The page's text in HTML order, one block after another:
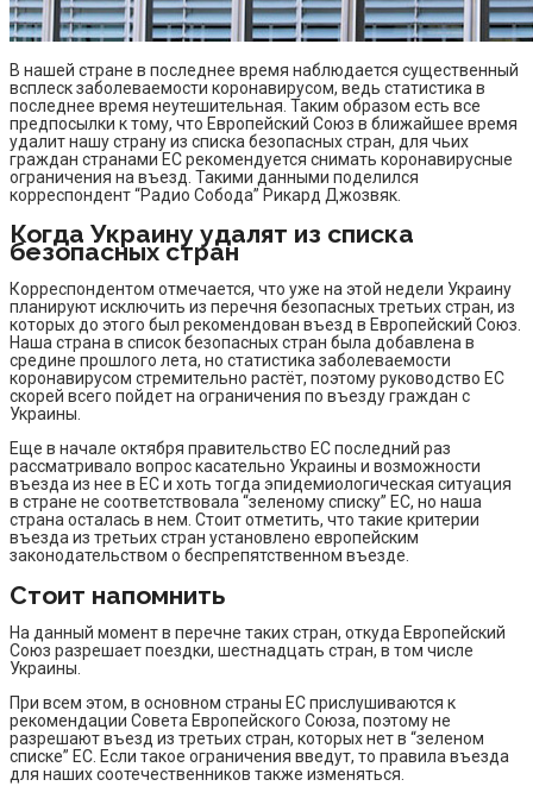
В нашей стране в последнее время наблюдается существенный
всплеск заболеваемости коронавирусом, ведь статистика в
последнее время неутешительная. Таким образом есть все
предпосылки к тому, что Европейский Союз в ближайшее время
удалит нашу страну из списка безопасных стран, для чьих
граждан странами ЕС рекомендуется снимать коронавирусные
ограничения на въезд. Такими данными поделился
корреспондент “Радио Собода” Рикард Джозвяк.
Когда Украину удалят из списка
безопасных стран
Корреспондентом отмечается, что уже на этой недели Украину
планируют исключить из перечня безопасных третьих стран, из
которых до этого был рекомендован въезд в Европейский Союз.
Наша страна в список безопасных стран была добавлена в
средине прошлого лета, но статистика заболеваемости
коронавирусом стремительно растёт, поэтому руководство ЕС
скорей всего пойдет на ограничения по въезду граждан с
Украины.
Еще в начале октября правительство ЕС последний раз
рассматривало вопрос касательно Украины и возможности
въезда из нее в ЕС и хоть тогда эпидемиологическая ситуация
в стране не соответствовала “зеленому списку” ЕС, но наша
страна осталась в нем. Стоит отметить, что такие критерии
въезда из третьих стран установлено европейским
законодательством о беспрепятственном въезде.
Стоит напомнить
На данный момент в перечне таких стран, откуда Европейский
Союз разрешает поездки, шестнадцать стран, в том числе
Украины.
При всем этом, в основном страны ЕС прислушиваются к
рекомендации Совета Европейского Союза, поэтому не
разрешают въезд из третьих стран, которых нет в “зеленом
списке” ЕС. Если такое ограничения введут, то правила въезда
для наших соотечественников также изменяться.